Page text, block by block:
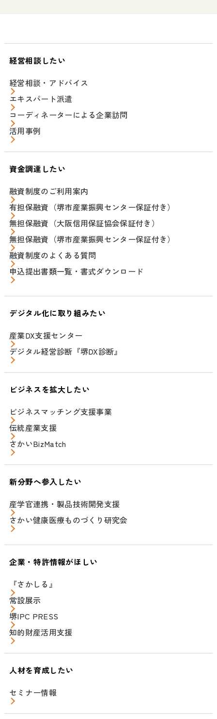
経営相談したい
経営相談・アドバイス
エキスパート派遣
コーディネーターによる企業訪問
活用事例
資金調達したい
融資制度のご利用案内
有担保融資（堺市産業振興センター保証付き）
無担保融資（大阪信用保証協会保証付き）
無担保融資（堺市産業振興センター保証付き）
融資制度のよくある質問
申込提出書類一覧・書式ダウンロード
デジタル化に取り組みたい
産業DX支援センター
デジタル経営診断『堺DX診断』
ビジネスを拡大したい
ビジネスマッチング支援事業
伝統産業支援
さかいBizMatch
新分野へ参入したい
産学官連携・製品技術開発支援
さかい健康医療ものづくり研究会
企業・特許情報がほしい
『さかしる』
常設展示
堺IPC PRESS
知的財産活用支援
人材を育成したい
セミナー情報